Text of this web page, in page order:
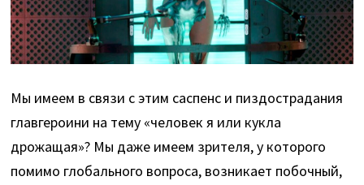
Мы имеем в связи с этим саспенс и пиздострадания
главгероини на тему «человек я или кукла
дрожащая»? Мы даже имеем зрителя, у которого
помимо глобального вопроса, возникает побочный,